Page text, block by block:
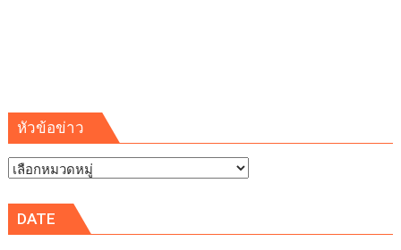
สาธารณูปโภค
หัวข้อข่าว
หัวข้อ
DATE